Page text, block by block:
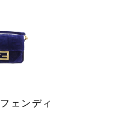
ェンディ